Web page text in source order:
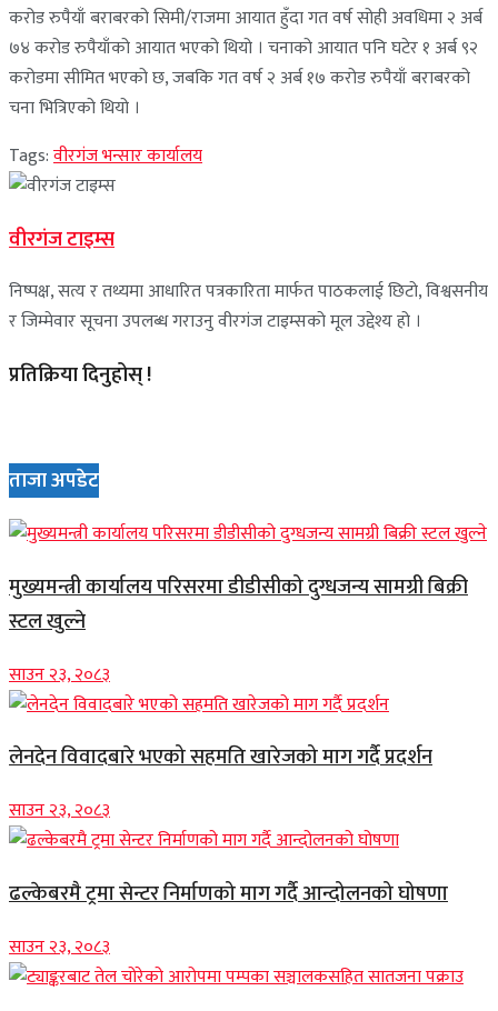
करोड रुपैयाँ बराबरको सिमी/राजमा आयात हुँदा गत वर्ष सोही अवधिमा २ अर्ब
७४ करोड रुपैयाँको आयात भएको थियो । चनाको आयात पनि घटेर १ अर्ब ९२
करोडमा सीमित भएको छ, जबकि गत वर्ष २ अर्ब १७ करोड रुपैयाँ बराबरको
चना भित्रिएको थियो ।
Tags:वीरगंज भन्सार कार्यालय
वीरगंज टाइम्स
निष्पक्ष, सत्य र तथ्यमा आधारित पत्रकारिता मार्फत पाठकलाई छिटो, विश्वसनीय
र जिम्मेवार सूचना उपलब्ध गराउनु वीरगंज टाइम्सको मूल उद्देश्य हो ।
प्रतिक्रिया दिनुहोस् !
ताजा अपडेट
मुख्यमन्त्री कार्यालय परिसरमा डीडीसीको दुग्धजन्य सामग्री बिक्री
स्टल खुल्ने
साउन २३, २०८३
लेनदेन विवादबारे भएको सहमति खारेजको माग गर्दै प्रदर्शन
साउन २३, २०८३
ढल्केबरमै ट्रमा सेन्टर निर्माणको माग गर्दै आन्दोलनको घोषणा
साउन २३, २०८३